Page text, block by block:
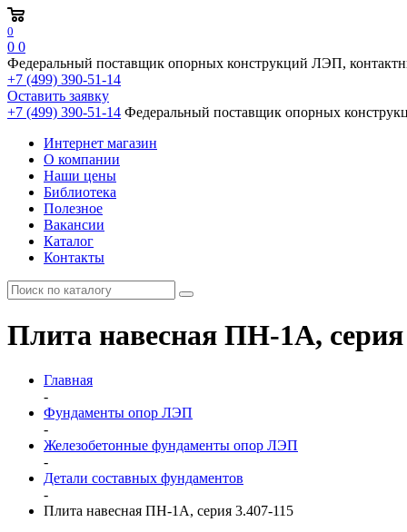
0
0 0
Федеральный поставщик опорных конструкций ЛЭП,
+7 (499) 390-51-14
Оставить заявку
+7 (499) 390-51-14 Федеральный поставщик опорных
Интернет магазин
О компании
Наши цены
Библиотека
Полезное
Вакансии
Каталог
Контакты
Плита навесная ПН-1А, серия
Главная
-
Фундаменты опор ЛЭП
-
Железобетонные фундаменты опор ЛЭП
-
Детали составных фундаментов
-
Плита навесная ПН-1А, серия 3.407-115